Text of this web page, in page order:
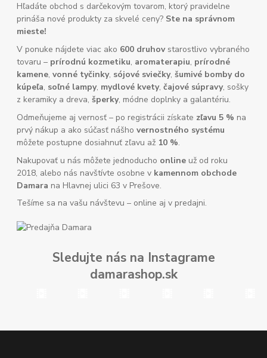
Hľadáte obchod s darčekovým tovarom, ktorý pravidelne
prináša nové produkty za skvelé ceny? Ste na správnom
mieste!
V ponuke nájdete viac ako 600 druhovstarostlivo vybraného
tovaru – prírodnú kozmetiku, aromaterapiu, prírodné
kamene,vonné tyčinky, sójové sviečky,šumivé bomby do
kúpeľa, soľné lampy, mydlové kvety,čajové súpravy, sošky
z keramiky a dreva,šperky, módne doplnky a galantériu.
Odmeňujeme aj vernosť – po registrácii získate zľavu 5 % na
prvý nákup a ako súčasť nášhovernostného systému
môžete postupne dosiahnuť zľavu až 10 %.
Nakupovať u nás môžete jednoducho online už od roku
2018, alebo nás navštívte osobne v kamennom obchode
Damara na Hlavnej ulici 63 v Prešove.
Tešíme sa na vašu návštevu – online aj v predajni.
Sledujte nás na Instagrame
damarashop.sk